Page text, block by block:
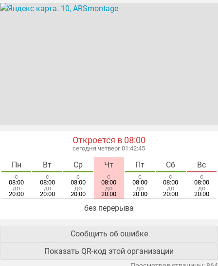
Откроется в 08:00
сегодня четверг 01:42:45
Пн
с
08:00
до
20:00
Вт
с
08:00
до
20:00
Ср
с
08:00
до
20:00
Чт
с
08:00
до
20:00
Пт
с
08:00
до
20:00
Сб
с
08:00
до
20:00
Вс
с
08:00
до
20:00
без перерыва
Сообщить об ошибке
Показать QR-код этой организации